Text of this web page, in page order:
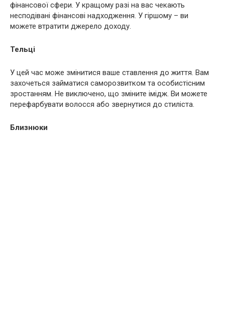
фінансової сфери. У кращому разі на вас чекають
несподівані фінансові надходження. У гіршому – ви
можете втратити джерело доходу.
Тельці
У цей час може змінитися ваше ставлення до життя. Вам
захочеться займатися саморозвитком та особистісним
зростанням. Не виключено, що зміните імідж. Ви можете
перефарбувати волосся або звернутися до стиліста.
Близнюки